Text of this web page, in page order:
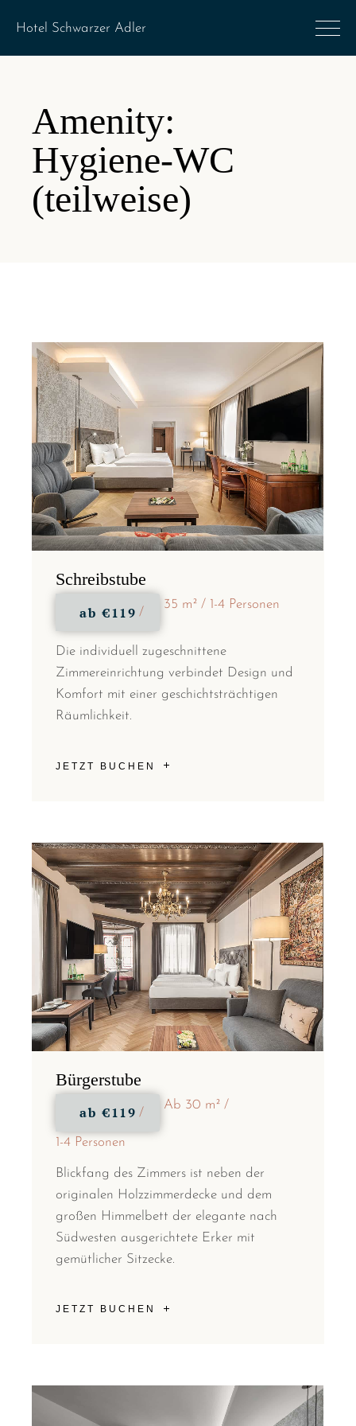
Amenity:
Hygiene-WC
(teilweise)
Schreibstube
ab €119 35 m² 1-4 Personen
Die individuell zugeschnittene
Zimmereinrichtung verbindet Design und
Komfort mit einer geschichtsträchtigen
Räumlichkeit.
JETZT BUCHEN
Bürgerstube
ab €119 Ab 30 m²
1-4 Personen
Blickfang des Zimmers ist neben der
originalen Holzzimmerdecke und dem
großen Himmelbett der elegante nach
Südwesten ausgerichtete Erker mit
gemütlicher Sitzecke.
JETZT BUCHEN